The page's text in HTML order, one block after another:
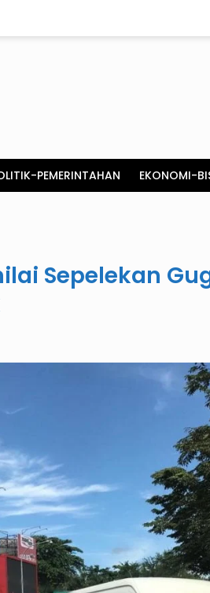
PEMERINTAHAN EKONOMI-
Sepelekan